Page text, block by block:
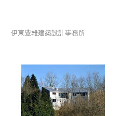
伊東豊雄建築設計事務所